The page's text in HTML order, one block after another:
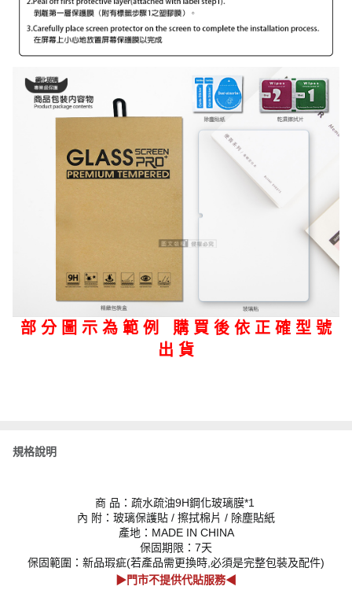
部 分 圖 示 為 範 例 購 買 後 依 正 確 型 號
出 貨
規格說明
商 品：疏水疏油9H鋼化玻璃膜*1
內 附：玻璃保護貼 / 擦拭棉片 / 除塵貼紙
產地：MADE IN CHINA
保固期限：7天
保固範圍：新品瑕疵(若產品需更換時,必須是完整包裝及配件)
▶門市不提供代貼服務◀